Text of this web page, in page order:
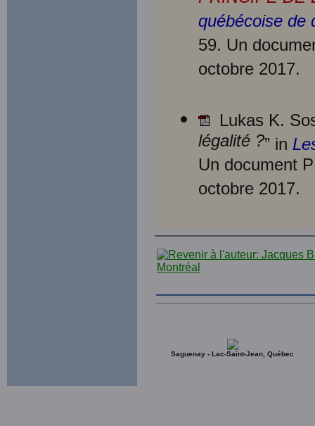
québécoise de
59. Un
octobre 2017.
Lukas K.
légalité ?” in
Un document
octobre 2017.
Saguenay - Lac-Saint-Jean, Québec